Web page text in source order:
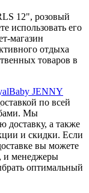
12", розовый
использовать его
магазин
отдыха
товаров в
JENNY
по всей
Мы
доставку, а также
и скидки. Если
вы можете
и менеджеры
оптимальный